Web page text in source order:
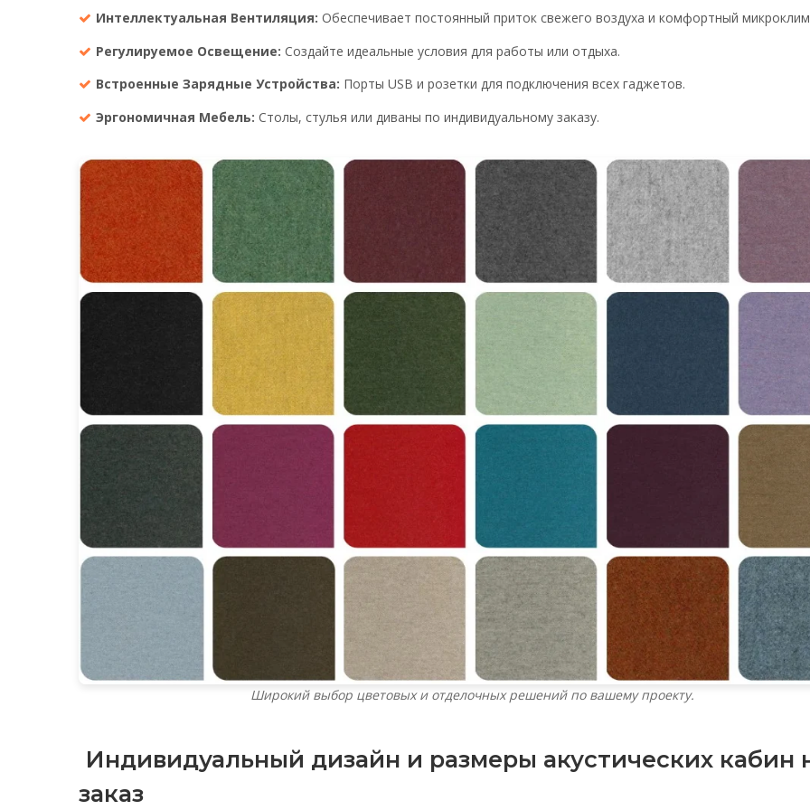
Интеллектуальная Вентиляция: Обеспечивает постоянный приток свежего воздуха и комфортный
Регулируемое Освещение: Создайте идеальные условия для работы или отдыха.
Встроенные Зарядные Устройства: Порты USB и розетки для подключения всех гаджетов.
Эргономичная Мебель: Столы, стулья или диваны по индивидуальному заказу.
Широкий выбор цветовых и отделочных решений по вашему проекту.
Индивидуальный дизайн и размеры акустических кабин
заказ